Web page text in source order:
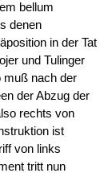
bellum
denen
in der Tat
und Tulinger
muß nach der
der Abzug der
rechts von
ist
von links
tritt nun